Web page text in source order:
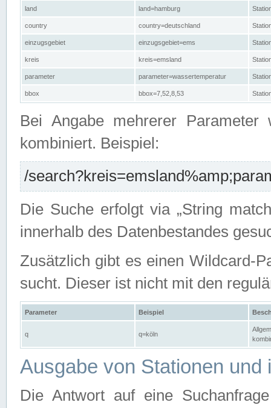
land land=hamburg
country country=deutschland
einzugsgebiet einzugsgebiet=ems
kreis kreis=emsland
parameter parameter=wassertemperatur
bbox bbox=7,52,8,53
Bei Angabe mehrerer Parameter
kombiniert. Beispiel:
/
Die Suche erfolgt via „String
innerhalb des Datenbestandes
Zusätzlich gibt es einen Wildcard-
sucht. Dieser ist nicht mit den
Parameter Beispiel
q q=köln
Ausgabe von Stationen und
Die Antwort auf eine